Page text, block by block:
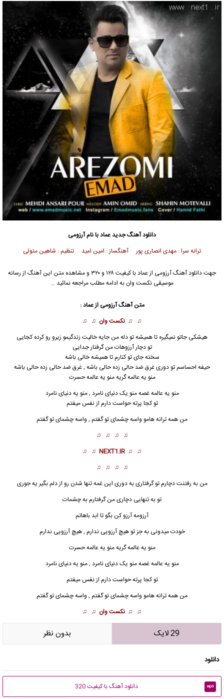
دانلود آهنگ جدیدعمادبا نام آرزومی
ترانه سرا : مهدی انصاری پور آهنگساز : امین امید تنظیم : شاهین متولی
جهت دانلود آهنگ آرزومی ازعماد
با کیفیت ۱۲۸ و ۳۲۰ و مشاهده متن این آهنگ از رسانه
موسیقی نکست وان به ادامه مطلب مراجعه نمائید …
متن آهنگ آرزومی از عماد :
♫ ♫ نکست وان ♫ ♫
هیشکی جاتو نمیگیره تا همیشه تو دله من جایه خالیت زندگیمو زیرو رو کرده کجایی
تو دچار آرزوهات من گرفتار جدایی
سخته جای تو کنارم تا همیشه خالی باشه
حیفه احساسم تو دوری غرق ضد حالی زده حالی باشه , غرق ضد حالی زده حالی باشه
منو یه عالمه گریه منو یه عالمه حسرت
منو یه عالمه غصه منو یک دنیای نامرد , منو یه دنیای نامرد
تو کجا پرته حواست دارم از نفس میفتم
من همه ترانه هامو واسه چشمای تو گفتم , واسه چشمای تو گفتم
♫ ♫ ♫ ♫
♫ ♫
NEXT1.IR
♫ ♫
♫ ♫ ♫ ♫
من به رفتنت دچارم تو گرفتاری به دوری این غمه تنها شدن رو از دلم بگیر یه جوری
تو به تنهایی دچاری من گرفتارم به چشمات
آرزومه آرزو کن بگو تا ابد باهاتم
خودت میدونی به جز تو هیچآرزویی ندارم , هیچ آرزویی ندارم
منو یه عالمه گریه منو یه عالمه حسرت
منو یه عالمه غصه منو یک دنیای نامرد , منو یه دنیای نامرد
تو کجا پرته حواست دارم از نفس میفتم
من همه ترانه هامو واسه چشمای تو گفتم , واسه چشمای تو گفتم
♫ ♫ نکست وان ♫ ♫
29 لایک بدون نظر
دانلود
mp3 دانلود آهنگ با کیفیت 320